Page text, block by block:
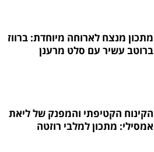
מתכון מנצח לארוחה מיוחדת: ברווז
ברוטב עשיר עם סלט מרענן
הקינוח הקטיפתי והמפנק של ליאת
אמסילי: מתכון למלבי רוזטה